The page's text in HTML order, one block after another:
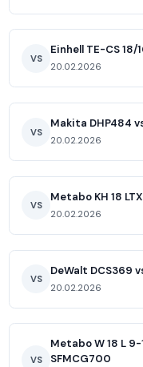
VS
Einhell TE-CS 18/
20.02.2026
VS
Makita DHP484
20.02.2026
VS
Metabo KH 18
20.02.2026
VS
DeWalt DCS369
20.02.2026
VS
Metabo W 18 L
SFMCG700